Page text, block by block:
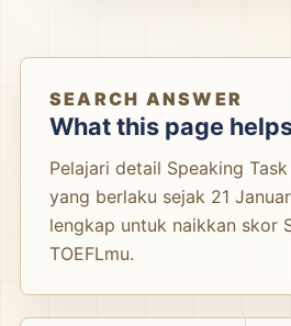
SEARCH ANSWER
What this page
Pelajari detail Speaking
yang berlaku sejak 21
lengkap untuk naikkan skor
TOEFLmu.